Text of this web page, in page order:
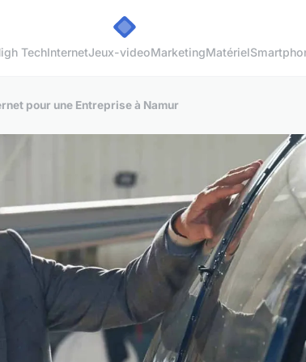
TechInternetJeux-videoMarketingMatériel
pour une Entreprise à Namur